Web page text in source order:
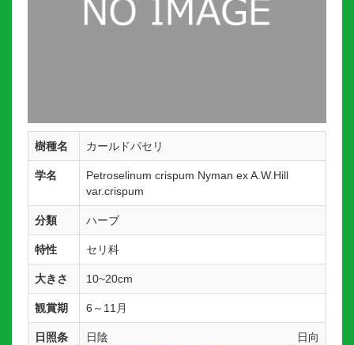
樹種名 カールドパセリ
学名
Petroselinum crispum Nyman ex A.W.Hill
var.crispum
分類 ハーブ
特性 セリ科
大きさ 10~20cm
観賞期 6～11月
日照条
日陰 日向